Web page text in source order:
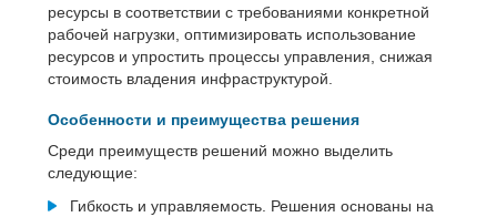
ресурсы в соответствии с требованиями конкретной
рабочей нагрузки, оптимизировать использование
ресурсов и упростить процессы управления, снижая
стоимость владения инфраструктурой.
Особенности и преимущества решения
Среди преимуществ решений можно выделить
следующие:
Гибкость и управляемость. Решения основаны на